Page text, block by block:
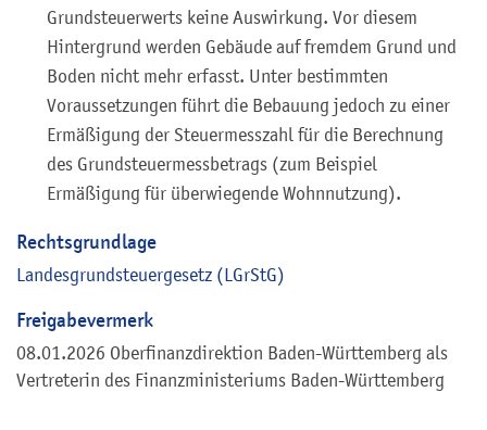
Grundsteuerwerts keine Auswirkung. Vor diesem
Hintergrund werden Gebäude auf fremdem Grund und
Boden nicht mehr erfasst. Unter bestimmten
Voraussetzungen führt die Bebauung jedoch zu einer
Ermäßigung der Steuermesszahl für die Berechnung
des Grundsteuermessbetrags (zum Beispiel
Ermäßigung für überwiegende Wohnnutzung).
Rechtsgrundlage
Landesgrundsteuergesetz (LGrStG)
Freigabevermerk
08.01.2026 Oberfinanzdirektion Baden-Württemberg als
Vertreterin des Finanzministeriums Baden-Württemberg